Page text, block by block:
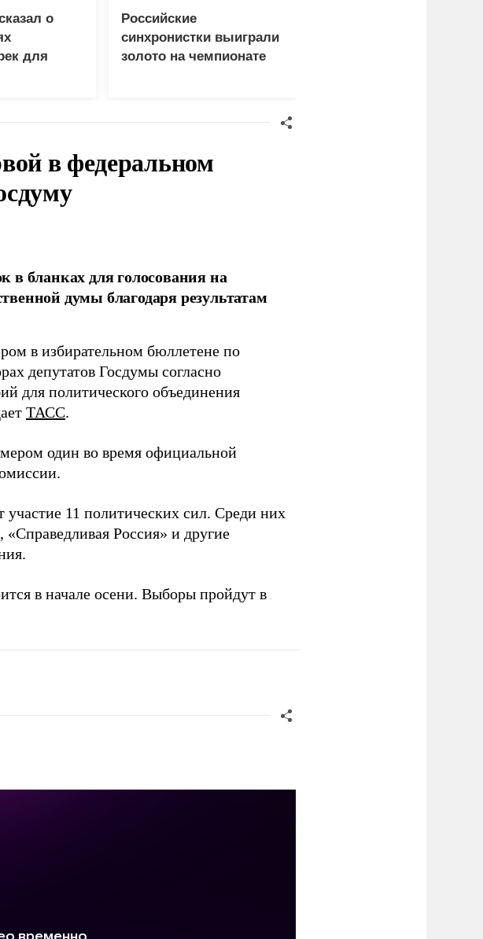
о
для
Российские
синхронистки выиграли
золото на чемпионате
в федеральном
в бланках для голосования на
думы благодаря результатам
в избирательном бюллетене по
депутатов Госдумы согласно
для политического объединения
ТАСС.
один во время официальной
11 политических сил. Среди них
Россия» и другие
в начале осени. Выборы пройдут в